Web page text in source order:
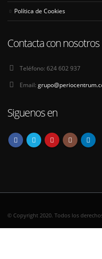
Política de Cookies
Contacta con nosotros
Teléfono: 624 602 937
Email:
Siguenos en
© Copyright 2020. Todos los